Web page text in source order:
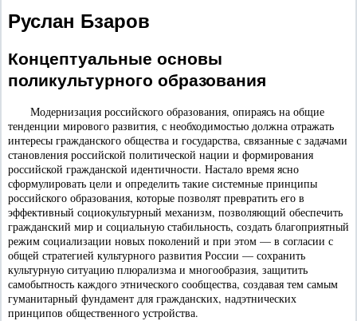
Руслан Бзаров
Концептуальные основы
поликультурного образования
Модернизация российского образования, опираясь на общие
тенденции мирового развития, с необходимостью должна отражать
интересы гражданского общества и государства, связанные с задачами
становления российской политической нации и формирования
российской гражданской идентичности. Настало время ясно
сформулировать цели и определить такие системные принципы
российского образования, которые позволят превратить его в
эффективный социокультурный механизм, позволяющий обеспечить
гражданский мир и социальную стабильность, создать благоприятный
режим социализации новых поколений и при этом — в согласии с
общей стратегией культурного развития России — сохранить
культурную ситуацию плюрализма и многообразия, защитить
самобытность каждого этнического сообщества, создавая тем самым
гуманитарный фундамент для гражданских, надэтнических
принципов общественного устройства.